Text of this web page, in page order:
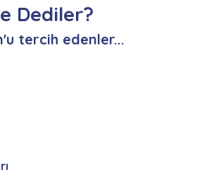
Dediler?
tercih edenler...